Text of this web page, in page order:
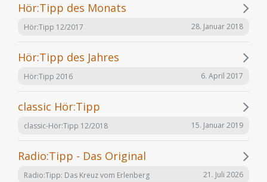
Hör:Tipp des Monats
Hör:Tipp 12/2017 28. Januar 2018
Hör:Tipp des Jahres
Hör:Tipp 2016 6. April 2017
classic Hör:Tipp
classic-Hör:Tipp 12/2018 15. Januar 2019
Radio:Tipp - Das Original
Radio:Tipp: Das Kreuz vom Erlenberg 21. Juli 2026